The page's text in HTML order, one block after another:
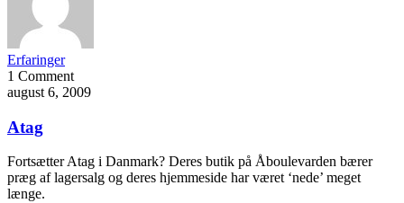
Erfaringer
1 Comment
august 6, 2009
Atag
Fortsætter Atag i Danmark? Deres butik på Åboulevarden bærer
præg af lagersalg og deres hjemmeside har været ‘nede’ meget
længe.